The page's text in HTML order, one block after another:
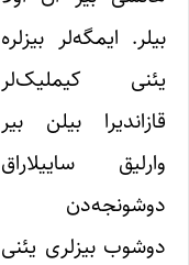
بیلر. ایمگه‌لر بیزلره
یئنی کیملیک‌لر
قازاندیرا بیلن بیر
وارلیق ساییلاراق
دوشونجه‌دن
دوشوب بیزلری یئنی